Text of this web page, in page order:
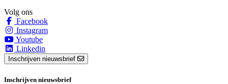
Volg ons
Facebook
Instagram
Youtube
Linkedin
Inschrijven nieuwsbrief
Inschrijven nieuwsbrief